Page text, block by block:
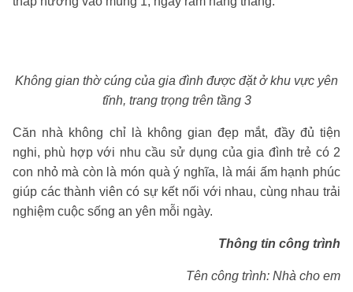
Không gian thờ cúng của gia đình được đặt ở khu vực yên
tĩnh, trang trọng trên tầng 3
Căn nhà không chỉ là không gian đẹp mắt, đầy đủ tiện
nghi, phù hợp với nhu cầu sử dụng của gia đình trẻ có 2
con nhỏ mà còn là món quà ý nghĩa, là mái ấm hạnh phúc
giúp các thành viên có sự kết nối với nhau, cùng nhau trải
nghiệm cuộc sống an yên mỗi ngày.
Thông tin công trình
Tên công trình: Nhà cho em